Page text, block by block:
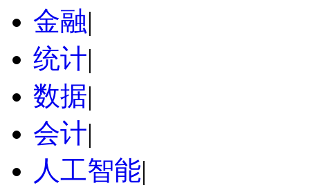
金融|
统计|
数据|
会计|
人工智能|